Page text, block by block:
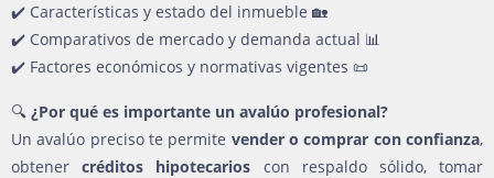
✔️ Características y estado del inmueble 🏡
✔️ Comparativos de mercado y demanda actual 📊
✔️ Factores económicos y normativas vigentes 📜
🔍 ¿Por qué es importante un avalúo profesional?
Un avalúo preciso te permite vender o comprar con confianza,
obtenercréditos hipotecarios con respaldo sólido, tomar